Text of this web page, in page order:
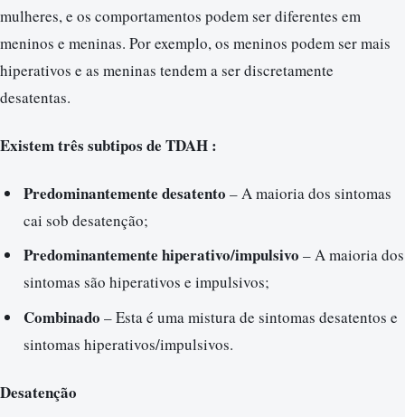
mulheres, e os comportamentos podem ser diferentes em
meninos e meninas. Por exemplo, os meninos podem ser mais
hiperativos e as meninas tendem a ser discretamente
desatentas.
Existem três subtipos de TDAH :
Predominantemente desatento – A maioria dos sintomas
cai sob desatenção;
Predominantemente hiperativo/impulsivo – A maioria dos
sintomas são hiperativos e impulsivos;
Combinado – Esta é uma mistura de sintomas desatentos e
sintomas hiperativos/impulsivos.
Desatenção